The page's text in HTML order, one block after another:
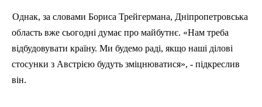
Однак, за словами Бориса Трейгермана, Дніпропетровська
область вже сьогодні думає про майбутнє. «Нам треба
відбудовувати країну. Ми будемо раді, якщо наші ділові
стосунки з Австрією будуть зміцнюватися», - підкреслив
він.